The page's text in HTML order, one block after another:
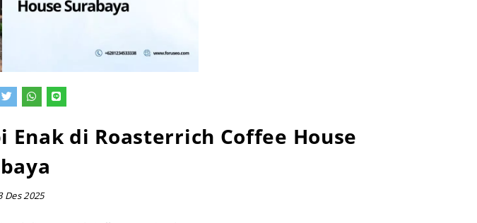
Enak di Roasterrich Coffee House
Des 2025